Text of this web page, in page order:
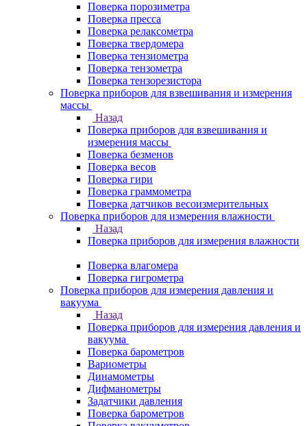
Поверка порозиметра
Поверка пресса
Поверка релаксометра
Поверка твердомера
Поверка тензиометра
Поверка тензометра
Поверка тензорезистора
Поверка приборов для взвешивания и измерения
массы
Назад
Поверка приборов для взвешивания и
измерения массы
Поверка безменов
Поверка весов
Поверка гири
Поверка граммометра
Поверка датчиков весоизмерительных
Поверка приборов для измерения влажности
Назад
Поверка приборов для измерения влажности
Поверка влагомера
Поверка гигрометра
Поверка приборов для измерения давления и
вакуума
Назад
Поверка приборов для измерения давления и
вакуума
Поверка барометров
Вариометры
Динамометры
Дифманометры
Задатчики давления
Поверка барометров